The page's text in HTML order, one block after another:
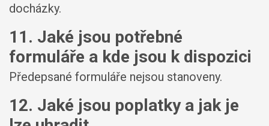
docházky.
11. Jaké jsou potřebné
formuláře a kde jsou k dispozici
Předepsané formuláře nejsou stanoveny.
12. Jaké jsou poplatky a jak je